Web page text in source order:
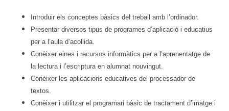
Introduir els conceptes bàsics del treball amb l’ordinador.
Presentar diversos tipus de programes d’aplicació i educatius
per a l’aula d’acollida.
Conèixer eines i recursos informàtics per a l’aprenentatge de
la lectura i l’escriptura en alumnat nouvingut.
Conèixer les aplicacions educatives del processador de
textos.
Conèixer i utilitzar el programari bàsic de tractament d’imatge i